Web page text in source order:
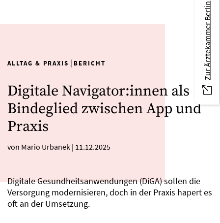
ALLTAG & PRAXIS | BERICHT
Digitale Navigator:innen als
Bindeglied zwischen App und
Praxis
von Mario Urbanek | 11.12.2025
Digitale Gesundheitsanwendungen (DiGA) sollen die
Versorgung modernisieren, doch in der Praxis hapert es
oft an der Umsetzung.
Zur Ärztekammer Berlin